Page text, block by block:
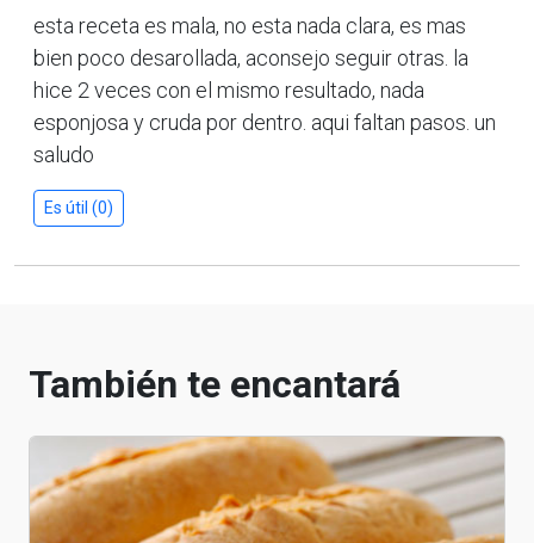
esta receta es mala, no esta nada clara, es mas
bien poco desarollada, aconsejo seguir otras. la
hice 2 veces con el mismo resultado, nada
esponjosa y cruda por dentro. aqui faltan pasos. un
saludo
Es útil (0)
También te encantará